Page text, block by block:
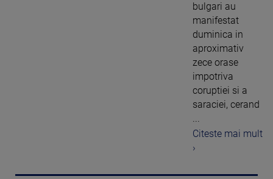
bulgari au
manifestat
duminica in
aproximativ
zece orase
impotriva
coruptiei si a
saraciei, cerand
...
Citeste mai mult
›